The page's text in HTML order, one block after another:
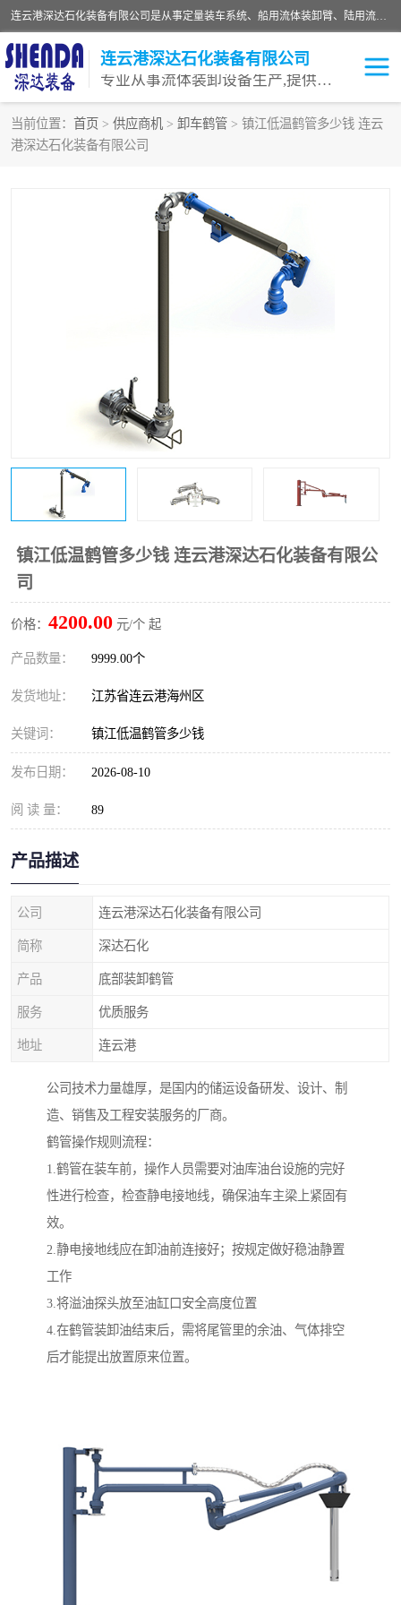
连云港深达石化装备有限公司是从事定量装车系统、船用流体装卸臂、陆用流体装卸臂（鹤管）、活动梯、钢构平台等全系列流体装卸设备的设计、制造、销售以及服务的专业供应商。公司始终以客户为中心，密切跟踪国内外油气储运及装卸设备先进技术的发展，以先进的技术、优质的产品、一流的服务，满足客户需求。
连云港深达石化装备有限公司
专业从事流体装卸设备生产,提供全面解决方案，生产与定制服务
当前位置： 首页 > 供应商机 > 卸车鹤管 > 镇江低温鹤管多少钱 连云
港深达石化装备有限公司
镇江低温鹤管多少钱 连云港深达石化装备有限公
司
价格： 4200.00 元/个 起
产品数量： 9999.00个
发货地址： 江苏省连云港海州区
关键词： 镇江低温鹤管多少钱
发布日期： 2026-08-10
阅 读 量： 89
产品描述
公司 连云港深达石化装备有限公司
简称 深达石化
产品 底部装卸鹤管
服务 优质服务
地址 连云港
公司技术力量雄厚，是国内的储运设备研发、设计、制
造、销售及工程安装服务的厂商。
鹤管操作规则流程：
1.鹤管在装车前，操作人员需要对油库油台设施的完好
性进行检查，检查静电接地线，确保油车主梁上紧固有
效。
2.静电接地线应在卸油前连接好；按规定做好稳油静置
工作
3.将溢油探头放至油缸口安全高度位置
4.在鹤管装卸油结束后，需将尾管里的余油、气体排空
后才能提出放置原来位置。
鹤管
潜油泵鹤管